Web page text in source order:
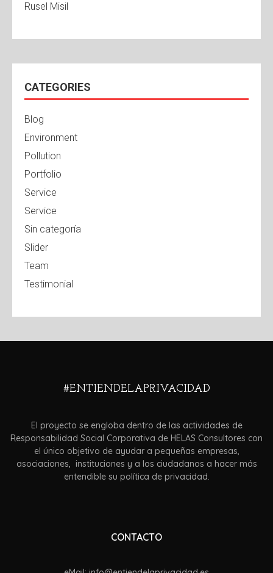
Rusel Misil
CATEGORIES
Blog
Environment
Pollution
Portfolio
Service
Service
Sin categoría
Slider
Team
Testimonial
#ENTIENDELAPRIVACIDAD
El proyecto se engloba dentro de las actividades de
Responsabilidad Social Corporativa de HELAS Consultores con
el único objetivo de ayudar a pequeñas empresas,
asociaciones, instituciones y a los ciudadanos a hacer más
entendible su política de privacidad.
CONTACTO